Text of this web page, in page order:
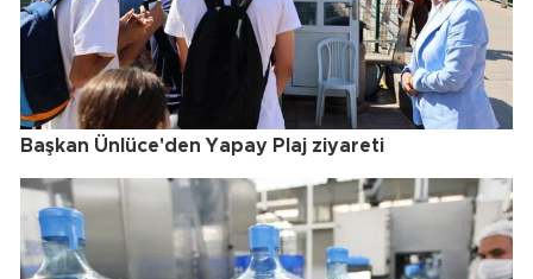
Başkan Ünlüce'den Yapay Plaj ziyareti